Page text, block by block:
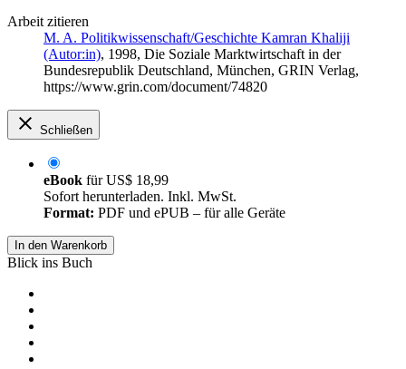
Arbeit zitieren
M. A. Politikwissenschaft/Geschichte Kamran Khaliji
(Autor:in), 1998, Die Soziale Marktwirtschaft in der
Bundesrepublik Deutschland, München, GRIN Verlag,
https://www.grin.com/document/74820
Schließen
eBook fürUS$ 18,99
Sofort herunterladen. Inkl. MwSt.
Format: PDF und ePUB – für alle Geräte
In den Warenkorb
Blick ins Buch